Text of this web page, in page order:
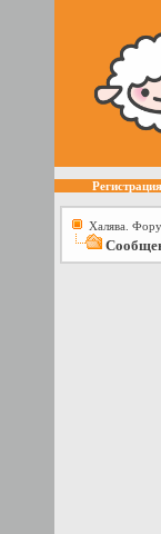
Регистрация
Халява.